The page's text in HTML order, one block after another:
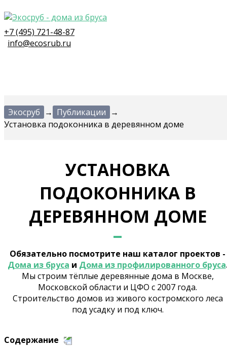
+7 (495) 721-48-87
info@ecosrub.ru
Экосруб → Публикации →
Установка подоконника в деревянном доме
УСТАНОВКА
ПОДОКОННИКА В
ДЕРЕВЯННОМ ДОМЕ
Обязательно посмотрите наш каталог проектов -
Дома из бруса и Дома из профилированного бруса
Мы строим тёплые деревянные дома в Москве,
Московской области и ЦФО с 2007 года.
Строительство домов из живого костромского леса
под усадку и под ключ.
Содержание